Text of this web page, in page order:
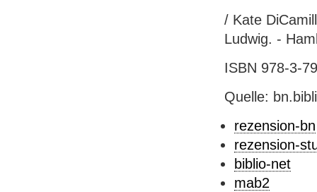
/ Kate
Ludwig. -
ISBN 978-3-
Quelle:
rezension-bn
rezension-
biblio-net
mab2